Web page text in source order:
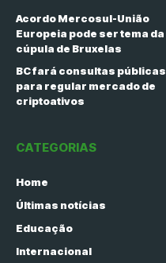
Acordo Mercosul-União
Europeia pode ser tema da
cúpula de Bruxelas
BC fará consultas públicas
para regular mercado de
criptoativos
CATEGORIAS
Home
Últimas notícias
Educação
Internacional